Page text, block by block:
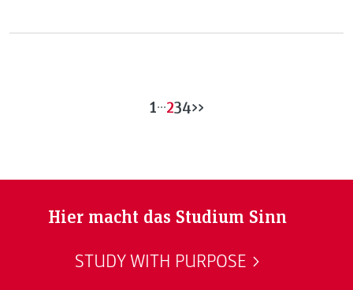
1...234>>
Hier macht das Studium Sinn
STUDY WITH PURPOSE